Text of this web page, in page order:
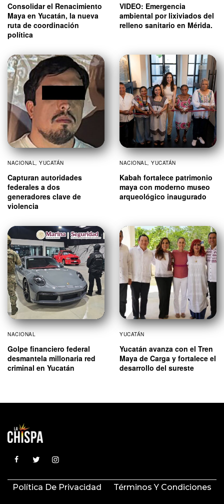
Consolidar el Renacimiento
Maya en Yucatán, la nueva
ruta de coordinación
política
VIDEO: Emergencia
ambiental por lixiviados del
relleno sanitario en Mérida.
NACIONAL YUCATÁN
Capturan autoridades
federales a dos
generadores clave de
violencia
NACIONAL YUCATÁN
Kabah fortalece patrimonio
maya con moderno museo
arqueológico inaugurado
NACIONAL
Golpe financiero federal
desmantela millonaria red
criminal en Yucatán
YUCATÁN
Yucatán avanza con el Tren
Maya de Carga y fortalece el
desarrollo del sureste
Política De Privacidad Términos Y Condiciones